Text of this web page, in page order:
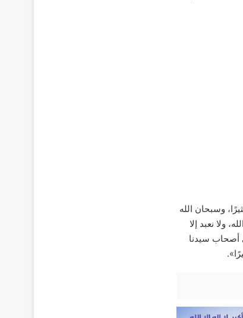
وسبحان الله
ولا نعبد إلا
أصحاب سيدنا